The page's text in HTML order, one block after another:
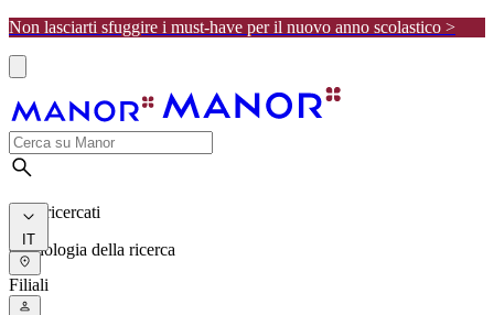
Non lasciarti sfuggire i must-have per il nuovo anno scolastico >
I più ricercati
Cronologia della ricerca
IT
Filiali